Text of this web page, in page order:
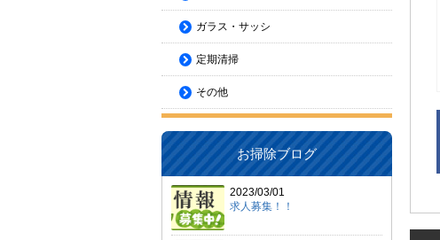
ガラス・サッシ
定期清掃
その他
お掃除ブログ
2023/03/01
求人募集！！